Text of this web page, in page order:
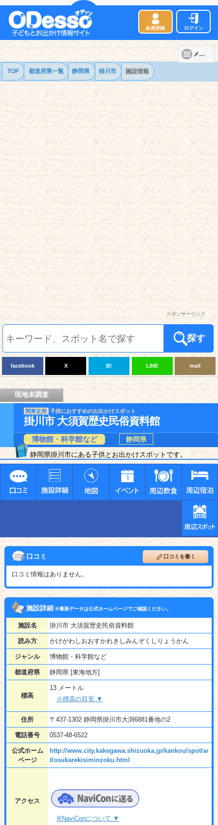
会員登録 ログイン
メニュー
TOP 都道府県一覧 静岡県 掛川市 施設情報
スポンサーリンク
探す
facebook X B! LINE mail
現地未調査
関東近郊 子供におすすめのお出かけスポット
掛川市 大須賀歴史民俗資料館
博物館・科学館など
静岡県
静岡県掛川市にある子供とお出かけスポットです。
口コミ 口コミを書く
口コミ情報はありません。
施設詳細※最新データは公式ホームページでご確認ください。
施設名 掛川市 大須賀歴史民俗資料館
読み方 かけがわしおおすかれきしみんぞくしりょうかん
ジャンル 博物館・科学館など
都道府県 静岡県 [東海地方]
標高
13 メートル
※標高の目安 ▼
住所 〒437-1302 静岡県掛川市大渕6881番地の2
電話番号 0537-48-6522
公式ホーム
ページ
http://www.city.kakegawa.shizuoka.jp/kankou/spot/ar
t/osukarekisiminzoku.html
アクセス
※NaviConについて ▼